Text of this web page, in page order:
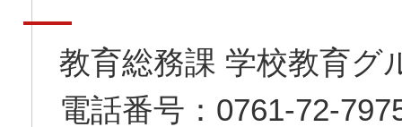
教育総務課 学校教育グ
電話番号：0761-72-